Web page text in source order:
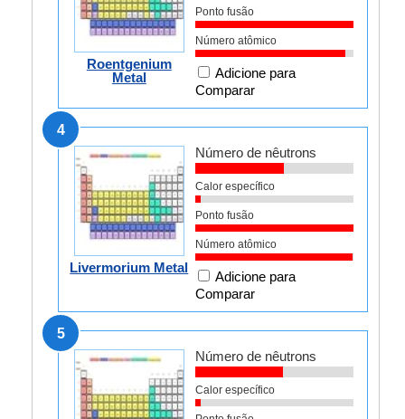
Roentgenium
Metal
Ponto fusão
Número atômico
Adicione para
Comparar
4
Livermorium Metal
Número de nêutrons
Calor específico
Ponto fusão
Número atômico
Adicione para
Comparar
5
Número de nêutrons
Calor específico